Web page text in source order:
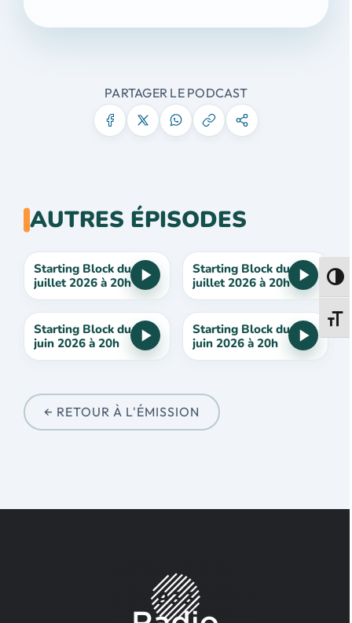
PARTAGER LE PODCAST
AUTRES ÉPISODES
Starting Block du 11
juillet 2026 à 20h
Starting Block du 4
juillet 2026 à 20h
Starting Block du 20
juin 2026 à 20h
Starting Block du 13
juin 2026 à 20h
← RETOUR À L'ÉMISSION